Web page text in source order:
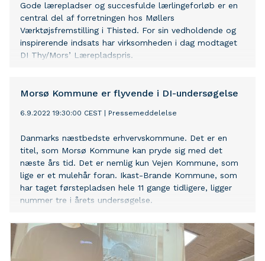
Gode lærepladser og succesfulde lærlingeforløb er en
central del af forretningen hos Møllers
Værktøjsfremstilling i Thisted. For sin vedholdende og
inspirerende indsats har virksomheden i dag modtaget
DI Thy/Mors’ Lærepladspris.
Morsø Kommune er flyvende i DI-undersøgelse
6.9.2022 19:30:00 CEST Pressemeddelelse
Danmarks næstbedste erhvervskommune. Det er en
titel, som Morsø Kommune kan pryde sig med det
næste års tid. Det er nemlig kun Vejen Kommune, som
lige er et mulehår foran. Ikast-Brande Kommune, som
har taget førstepladsen hele 11 gange tidligere, ligger
nummer tre i årets undersøgelse.